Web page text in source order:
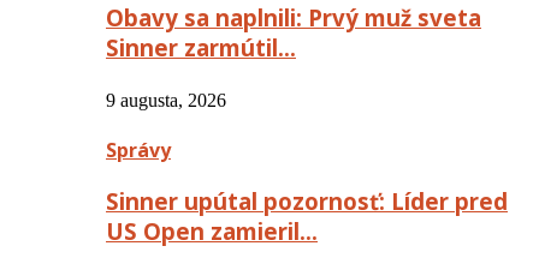
Obavy sa naplnili: Prvý muž sveta
Sinner zarmútil…
9 augusta, 2026
Správy
Sinner upútal pozornosť: Líder pred
US Open zamieril…